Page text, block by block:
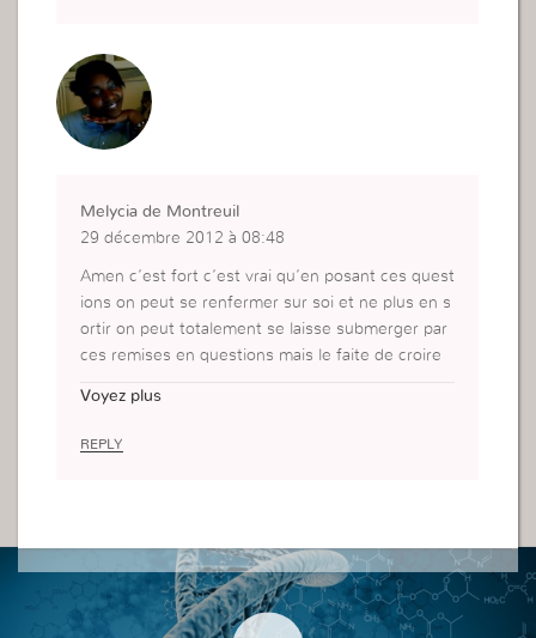
Melycia de Montreuil
29 décembre 2012 à 08:48
Amen c’est fort c’est vrai qu’en posant ces quest
ions on peut se renfermer sur soi et ne plus en s
ortir on peut totalement se laisse submerger par
ces remises en questions mais le faite de croire
s donne espoir.
Voyez plus
REPLY